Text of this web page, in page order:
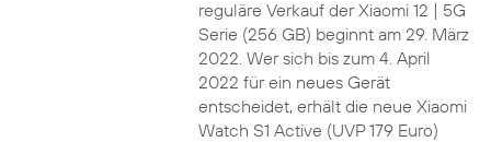
reguläre Verkauf der Xiaomi 12 | 5G
Serie (256 GB) beginnt am 29. März
2022. Wer sich bis zum 4. April
2022 für ein neues Gerät
entscheidet, erhält die neue Xiaomi
Watch S1 Active (UVP 179 Euro)